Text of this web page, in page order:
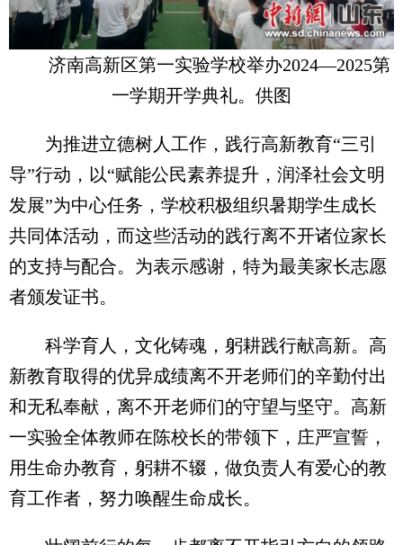
济南高新区第一实验学校举办2024—2025第
一学期开学典礼。供图
为推进立德树人工作，践行高新教育“三引
导”行动，以“赋能公民素养提升，润泽社会文明
发展”为中心任务，学校积极组织暑期学生成长
共同体活动，而这些活动的践行离不开诸位家长
的支持与配合。为表示感谢，特为最美家长志愿
者颁发证书。
科学育人，文化铸魂，躬耕践行献高新。高
新教育取得的优异成绩离不开老师们的辛勤付出
和无私奉献，离不开老师们的守望与坚守。高新
一实验全体教师在陈校长的带领下，庄严宣誓，
用生命办教育，躬耕不辍，做负责人有爱心的教
育工作者，努力唤醒生命成长。